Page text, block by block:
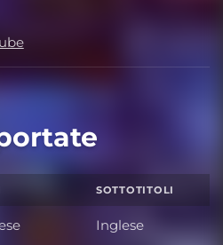
SOTTOTITOLI
Inglese